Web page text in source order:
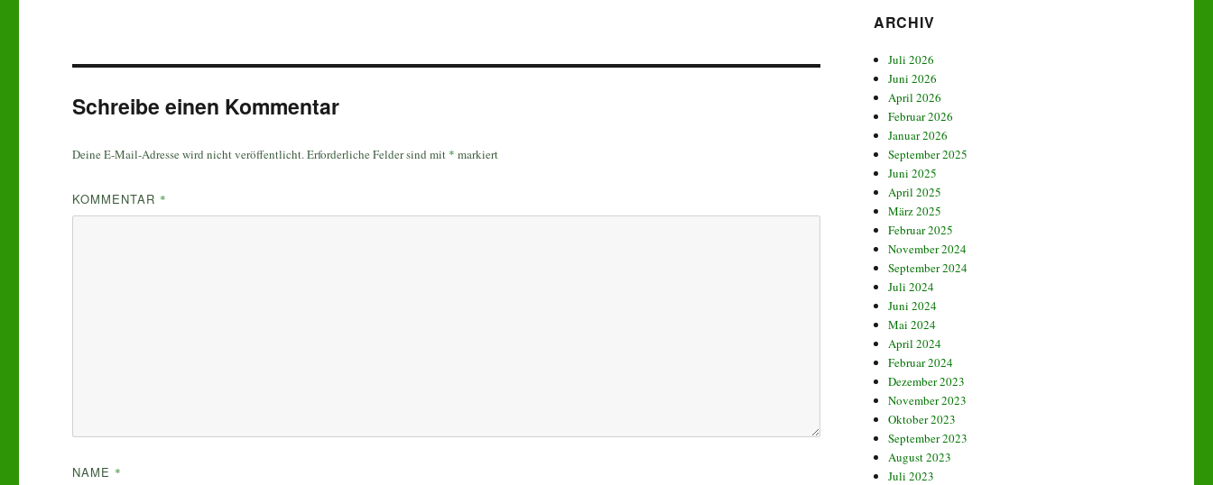
Schreibe einen Kommentar
Deine E-Mail-Adresse wird nicht veröffentlicht.Erforderliche Felder sind mit * markiert
KOMMENTAR *
NAME *
ARCHIV
Juli 2026
Juni 2026
April 2026
Februar 2026
Januar 2026
September 2025
Juni 2025
April 2025
März 2025
Februar 2025
November 2024
September 2024
Juli 2024
Juni 2024
Mai 2024
April 2024
Februar 2024
Dezember 2023
November 2023
Oktober 2023
September 2023
August 2023
Juli 2023